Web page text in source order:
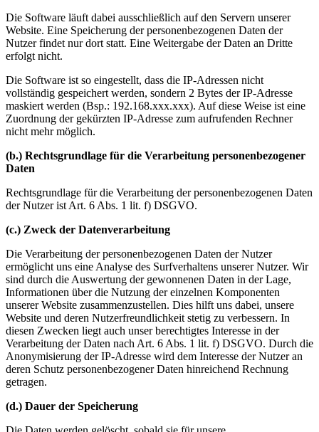
Die Software läuft dabei ausschließlich auf den Servern unserer
Website. Eine Speicherung der personenbezogenen Daten der
Nutzer findet nur dort statt. Eine Weitergabe der Daten an Dritte
erfolgt nicht.
Die Software ist so eingestellt, dass die IP-Adressen nicht
vollständig gespeichert werden, sondern 2 Bytes der IP-Adresse
maskiert werden (Bsp.: 192.168.xxx.xxx). Auf diese Weise ist eine
Zuordnung der gekürzten IP-Adresse zum aufrufenden Rechner
nicht mehr möglich.
(b.) Rechtsgrundlage für die Verarbeitung personenbezogener
Daten
Rechtsgrundlage für die Verarbeitung der personenbezogenen Daten
der Nutzer ist Art. 6 Abs. 1 lit. f) DSGVO.
(c.) Zweck der Datenverarbeitung
Die Verarbeitung der personenbezogenen Daten der Nutzer
ermöglicht uns eine Analyse des Surfverhaltens unserer Nutzer. Wir
sind durch die Auswertung der gewonnenen Daten in der Lage,
Informationen über die Nutzung der einzelnen Komponenten
unserer Website zusammenzustellen. Dies hilft uns dabei, unsere
Website und deren Nutzerfreundlichkeit stetig zu verbessern. In
diesen Zwecken liegt auch unser berechtigtes Interesse in der
Verarbeitung der Daten nach Art. 6 Abs. 1 lit. f) DSGVO. Durch die
Anonymisierung der IP-Adresse wird dem Interesse der Nutzer an
deren Schutz personenbezogener Daten hinreichend Rechnung
getragen.
(d.) Dauer der Speicherung